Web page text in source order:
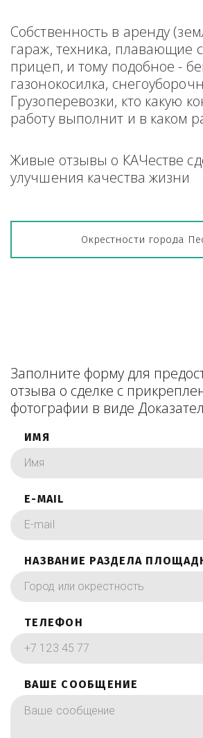
Собственность в аренду
гараж, техника, плавающие
прицеп, и тому подобное -
газонокосилка,
Грузоперевозки, кто какую
работу выполнит и в каком
Живые отзывы о КАЧестве
улучшения качества жизни
Окрестности города
Заполните форму для
отзыва о сделке с
фотографии в виде
ИМЯ
E-MAIL
НАЗВАНИЕ РАЗДЕЛА
ТЕЛЕФОН
ВАШЕ СООБЩЕНИЕ